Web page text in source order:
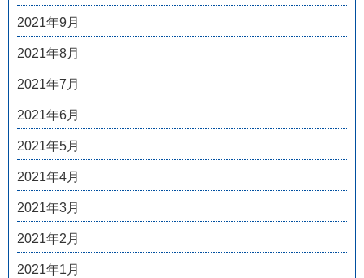
2021年9月
2021年8月
2021年7月
2021年6月
2021年5月
2021年4月
2021年3月
2021年2月
2021年1月